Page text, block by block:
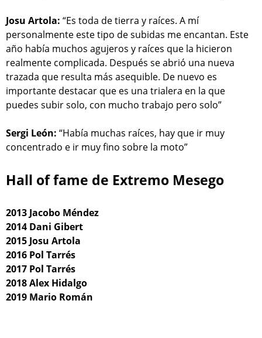
Josu Artola: “Es toda de tierra y raíces. A mí
personalmente este tipo de subidas me encantan. Este
año había muchos agujeros y raíces que la hicieron
realmente complicada. Después se abrió una nueva
trazada que resulta más asequible. De nuevo es
importante destacar que es una trialera en la que
puedes subir solo, con mucho trabajo pero solo”
Sergi León: “Había muchas raíces, hay que ir muy
concentrado e ir muy fino sobre la moto”
Hall of fame de Extremo Mesego
2013 Jacobo Méndez
2014 Dani Gibert
2015 Josu Artola
2016 Pol Tarrés
2017 Pol Tarrés
2018 Alex Hidalgo
2019 Mario Román